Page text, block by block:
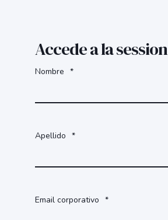
Accede a la session
Nombre *
Apellido *
Email corporativo *